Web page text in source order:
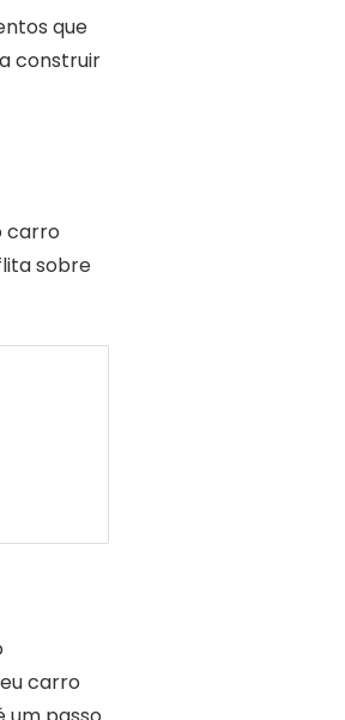
que
construir
carro
sobre
carro